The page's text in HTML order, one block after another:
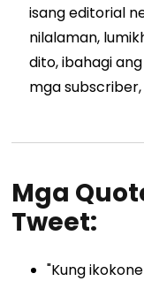
isang editorial
nilalaman,
dito, ibahagi
mga
Mga
Tweet:
"Kung